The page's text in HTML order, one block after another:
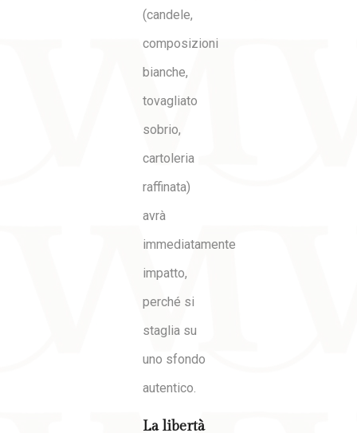
(candele,
composizioni
bianche,
tovagliato
sobrio,
cartoleria
raffinata)
avrà
immediatamente
impatto,
perché si
staglia su
uno sfondo
autentico.
La libertà